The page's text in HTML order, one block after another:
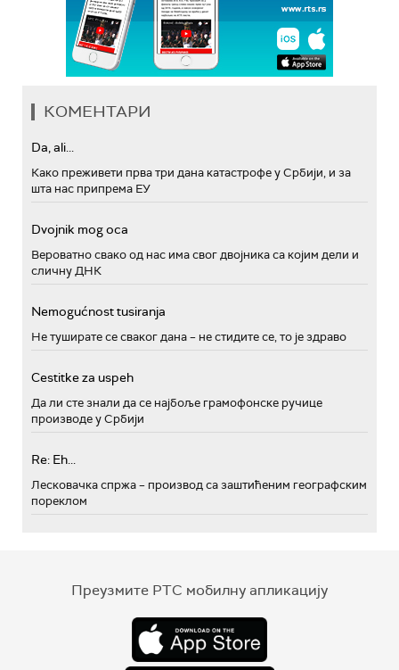
КОМЕНТАРИ
Da, ali...
Како преживети прва три дана катастрофе у Србији, и за
шта нас припрема ЕУ
Dvojnik mog oca
Вероватно свако од нас има свог двојника са којим дели и
сличну ДНК
Nemogućnost tusiranja
Не туширате се сваког дана – не стидите се, то је здраво
Cestitke za uspeh
Да ли сте знали да се најбоље грамофонске ручице
производе у Србији
Re: Eh...
Лесковачка спржа – производ са заштићеним географским
пореклом
Преузмите РТС мобилну апликацију